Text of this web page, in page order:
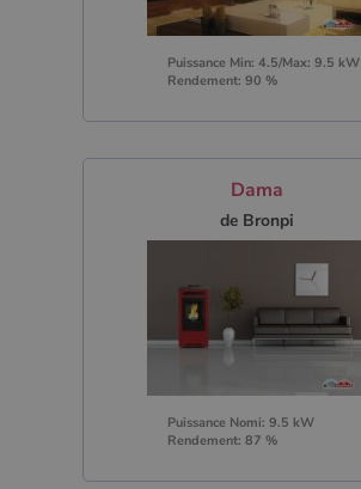
Puissance Min: 4.5/Max: 9.5 kW
Rendement: 90 %
Dama
de Bronpi
Puissance Nomi: 9.5 kW
Rendement: 87 %